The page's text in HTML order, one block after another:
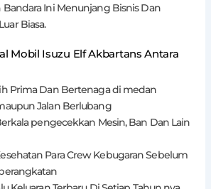
Ini Menunjang Bisnis Dan
Biasa.
Mobil Isuzu Elf Akbartans Antara
Prima Dan Bertenaga di medan
Jalan Berlubang
pengecekkan Mesin, Ban Dan Lain
Para Crew Kebugaran Sebelum